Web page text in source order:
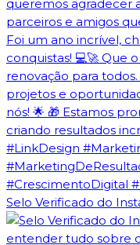
Selo Verificado do